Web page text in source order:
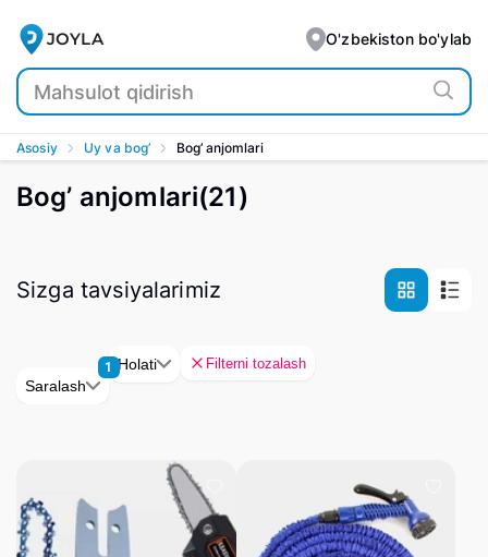
JOYLA O'zbekiston bo'ylab
Asosiy Uy va bog’ Bog’ anjomlari
Bog’ anjomlari(21)
Sizga tavsiyalarimiz
Saralash
1 Holati Filterni tozalash